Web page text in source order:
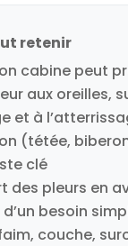
retenir
cabine peut
aux oreilles,
et à
(tétée,
clé
des pleurs en
besoin
couche,